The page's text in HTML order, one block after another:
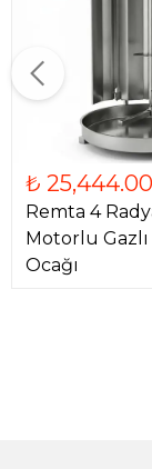
₺ 25,444.00
Remta 4
Motorlu
Ocağı